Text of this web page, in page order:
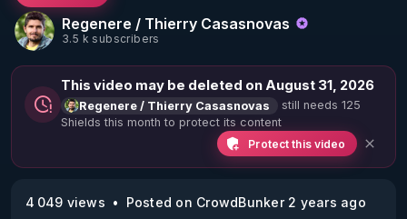
Regenere / Thierry Casasnovas
3.5 k subscribers
This video may be deleted on August 31, 2026
Regenere / Thierry Casasnovas
still needs 125
Shields this month to protect its content
Protect this video
4 049 views
Posted on CrowdBunker 2 years ago